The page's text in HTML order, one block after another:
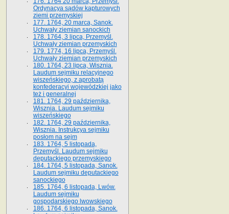
Ordynacya sądów kapturowych
ziemi przemyskiej
177. 1764, 20 marca, Sanok.
Uchwały ziemian sanockich
178. 1764, 3 lipca, Przemyśl.
Uchwały ziemian przemyskich
179. 1774, 16 lipca, Przemyśl.
Uchwały ziemian przemyskich
180. 1764, 23 lipca, Wisznia.
Laudum sejmiku relacyjnego
wiszeńskiego, z aprobatą
konfederacyi wojewódzkiej jako
też i generalnej
181. 1764, 29 października,
Wisznia. Laudum sejmiku
wiszeńskiego
182. 1764, 29 października,
Wisznia. Instrukcya sejmiku
posłom na sejm
183. 1764, 5 listopada,
Przemyśl. Laudum sejmiku
deputackiego przemyskiego
184. 1764, 5 listopada, Sanok.
Laudum sejmiku deputackiego
sanockiego
185. 1764, 6 listopada, Lwów.
Laudum sejmiku
gospodarskiego lwowskiego
186. 1764, 6 listopada, Sanok.